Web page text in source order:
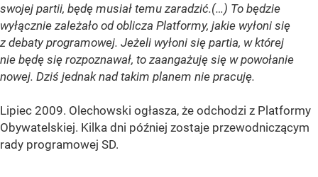
swojej partii, będę musiał temu zaradzić.(…) To będzie
wyłącznie zależało od oblicza Platformy, jakie wyłoni się
z debaty programowej. Jeżeli wyłoni się partia, w której
nie będę się rozpoznawał, to zaangażuję się w powołanie
nowej. Dziś jednak nad takim planem nie pracuję.
Lipiec 2009. Olechowski ogłasza, że odchodzi z Platformy
Obywatelskiej. Kilka dni później zostaje przewodniczącym
rady programowej SD.